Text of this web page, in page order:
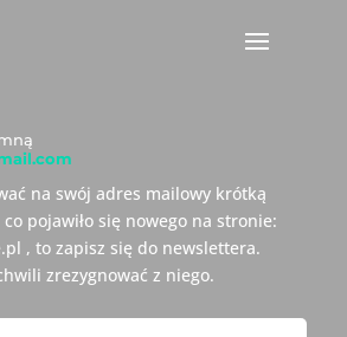
na swój adres mailowy krótką
pojawiło się nowego na stronie:
, to zapisz się do newslettera.
zrezygnować z niego.